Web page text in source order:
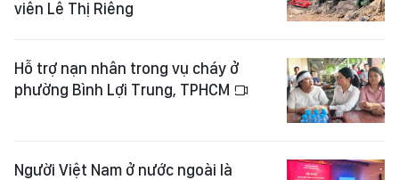
viên Lê Thị Riêng
Hỗ trợ nạn nhân trong vụ cháy ở
phường Bình Lợi Trung, TPHCM
Người Việt Nam ở nước ngoài là